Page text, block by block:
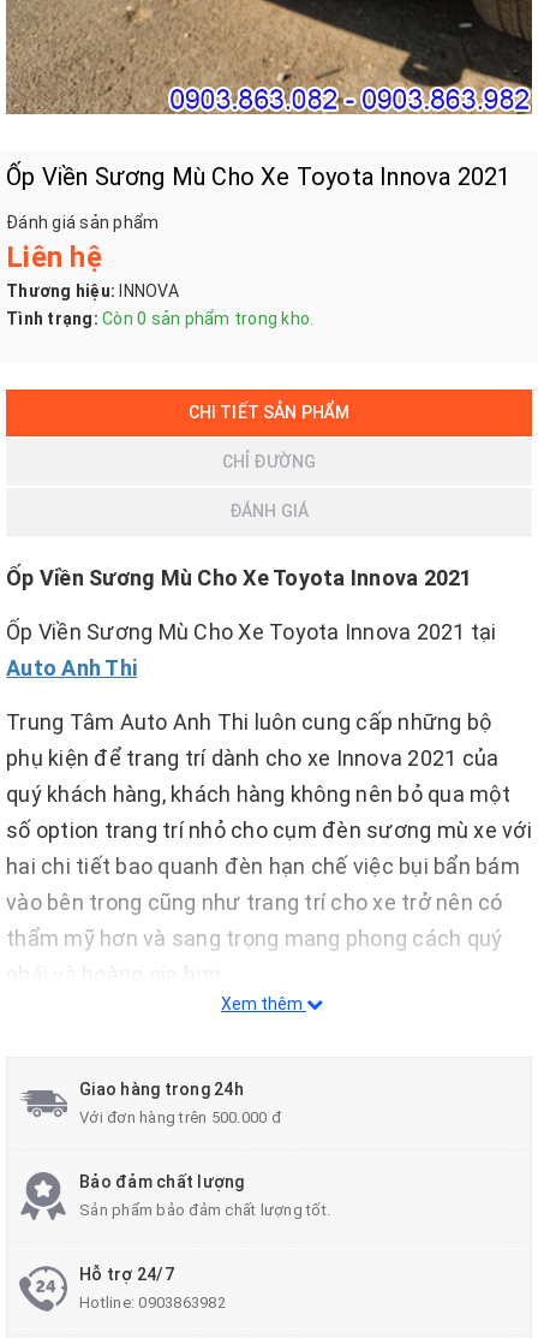
Ốp Viền Sương Mù Cho Xe Toyota Innova 2021
Đánh giá sản phẩm
Liên hệ
Thương hiệu:
INNOVA
Tình trạng: Còn 0 sản phẩm trong kho.
CHI TIẾT SẢN PHẨM
CHỈ ĐƯỜNG
ĐÁNH GIÁ
Ốp Viền Sương Mù Cho Xe Toyota Innova 2021
Ốp Viền Sương Mù Cho Xe Toyota Innova 2021 tại
Auto Anh Thi
Trung Tâm Auto Anh Thi luôn cung cấp những bộ
phụ kiện để trang trí dành cho xe Innova 2021 của
quý khách hàng, khách hàng không nên bỏ qua một
số option trang trí nhỏ cho cụm đèn sương mù xe với
hai chi tiết bao quanh đèn hạn chế việc bụi bẩn bám
vào bên trong cũng như trang trí cho xe trở nên có
thẩm mỹ hơn và sang trọng mang phong cách quý
phái và hoàng gia hơn.
- Chất liệu Tốt và có độ bền cao.
- .Giá thành sản phẩm thấp chi phí lắp đặt rẻ hơn thị
trường.
- Ốp viền sương mù giúp xe sáng hơn và chống được
bụi bám vào đèn.
Xem thêm
Giao hàng trong 24h
Với đơn hàng trên 500.000 đ
Bảo đảm chất lượng
Sản phẩm bảo đảm chất lượng tốt.
Hỗ trợ 24/7
Hotline:0903863982